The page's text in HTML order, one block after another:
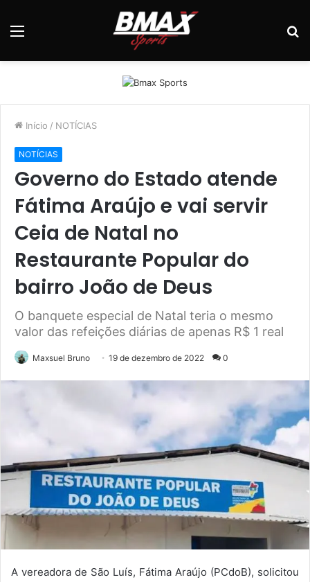
Início / NOTÍCIAS
NOTÍCIAS
Governo do Estado atende
Fátima Araújo e vai servir
Ceia de Natal no
Restaurante Popular do
bairro João de Deus
O banquete especial de Natal teria o mesmo
valor das refeições diárias de apenas R$ 1 real
Maxsuel Bruno 19 de dezembro de 2022 0
A vereadora de São Luís, Fátima Araújo (PCdoB), solicitou